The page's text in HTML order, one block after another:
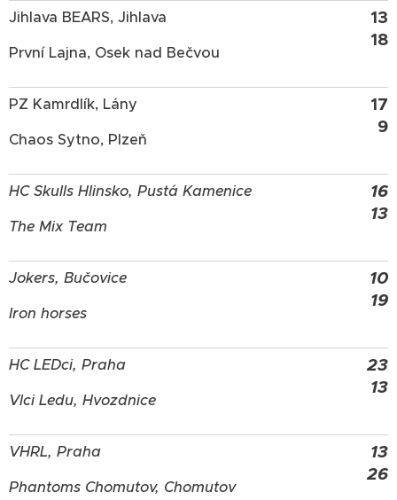
Jihlava BEARS, Jihlava
První Lajna, Osek nad Bečvou
13
18
PZ Kamrdlík, Lány
Chaos Sytno, Plzeň
17
9
HC Skulls Hlinsko, Pustá Kamenice
The Mix Team
16
13
Jokers, Bučovice
Iron horses
10
19
HC LEDci, Praha
Vlci Ledu, Hvozdnice
23
13
VHRL, Praha
Phantoms Chomutov, Chomutov
13
26